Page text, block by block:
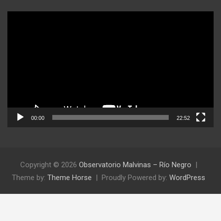
00:00 22:52
Copyright © 2026 Observatorio Malvinas – Río Negro
Theme by: Theme Horse Proudly Powered by: WordPress